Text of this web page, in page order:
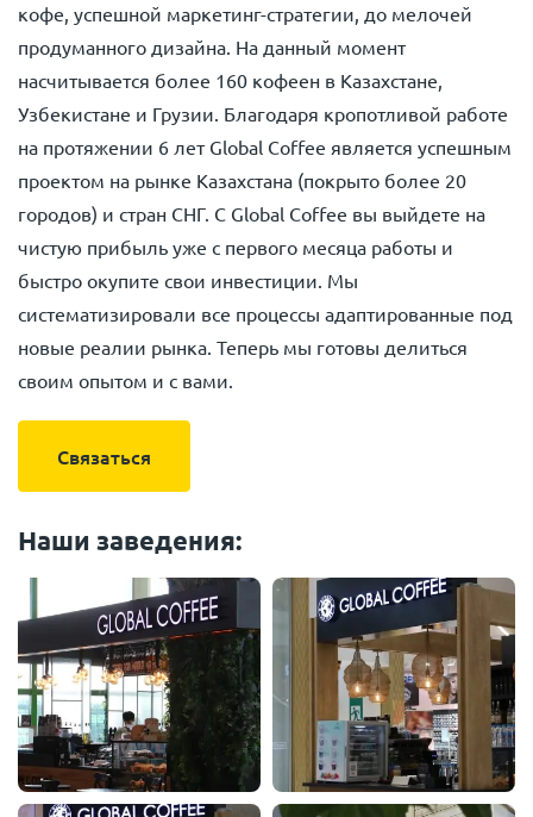
кофе, успешной маркетинг-стратегии, до мелочей
продуманного дизайна. На данный момент
насчитывается более 160 кофеен в Казахстане,
Узбекистане и Грузии. Благодаря кропотливой работе
на протяжении 6 лет Global Coffee является успешным
проектом на рынке Казахстана (покрыто более 20
городов) и стран СНГ. С Global Coffee вы выйдете на
чистую прибыль уже с первого месяца работы и
быстро окупите свои инвестиции. Мы
систематизировали все процессы адаптированные под
новые реалии рынка. Теперь мы готовы делиться
своим опытом и с вами.
Связаться
Наши заведения: